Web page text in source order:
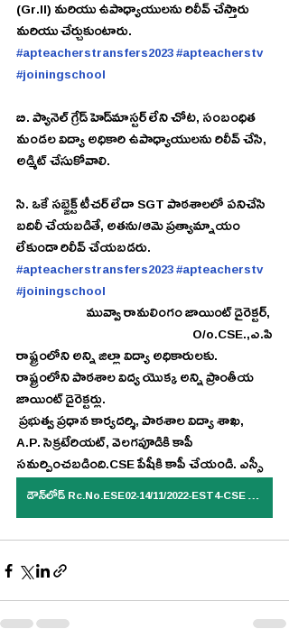
(Gr.II) మరియు ఉపాధ్యాయులను రిలీవ్ చేస్తారు
మరియు చేర్చుకుంటారు.
#apteacherstransfers2023#apteacherstv
#joiningschool
బి. ప్యానెల్ గ్రేడ్ హెడ్‌మాస్టర్ లేని చోట, సంబంధిత
మండల విద్యా అధికారి ఉపాధ్యాయులను రిలీవ్ చేసి,
అడ్మిట్ చేసుకోవాలి.
సి. ఒకే సబ్జెక్ట్ టీచర్ లేదా SGT పాఠశాలలో పనిచేసి
బదిలీ చేయబడితే, అతను/ఆమె ప్రత్యామ్నాయం
లేకుండా రిలీవ్ చేయబడరు.
#apteacherstransfers2023#apteacherstv
#joiningschool
O/o.CSE.,ఎ.పి
రాష్ట్రంలోని అన్ని జిల్లా విద్యా అధికారులకు.
రాష్ట్రంలోని పాఠశాల విద్య యొక్క అన్ని ప్రాంతీయ
జాయింట్ డైరెక్టర్లు.
ప్రభుత్వ ప్రధాన కార్యదర్శి, పాఠశాల విద్యా శాఖ,
A.P. సెక్రటేరియట్, వెలగపూడికి కాపీ
సమర్పించబడింది.CSE పేషీకి కాపీ చేయండి. ఎస్సీ
డౌన్‌లోడ్ Rc.No.ESE02-14/11/2022-EST4-CSE Dt:10/06/2023